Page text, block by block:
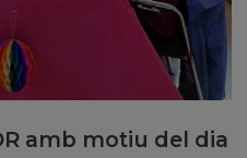
amb motiu del dia